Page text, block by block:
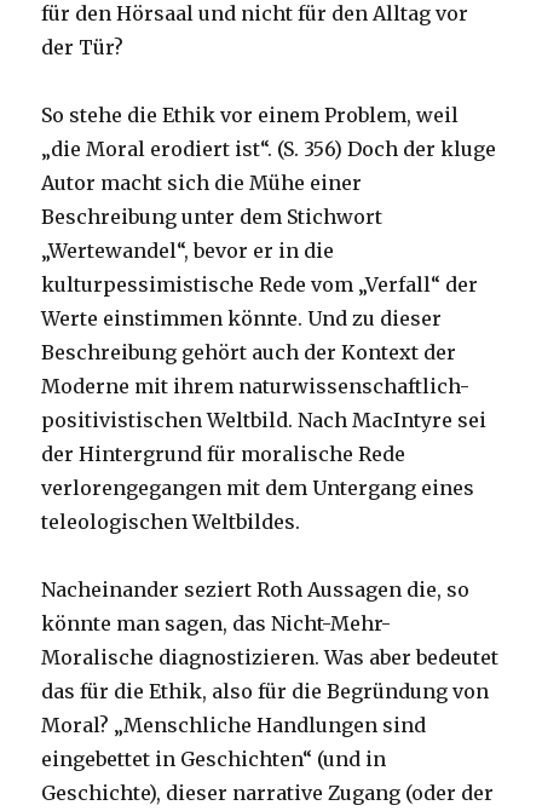
für den Hörsaal und nicht für den Alltag vor
der Tür?
So stehe die Ethik vor einem Problem, weil
„die Moral erodiert ist“. (S. 356) Doch der kluge
Autor macht sich die Mühe einer
Beschreibung unter dem Stichwort
„Wertewandel“, bevor er in die
kulturpessimistische Rede vom „Verfall“ der
Werte einstimmen könnte. Und zu dieser
Beschreibung gehört auch der Kontext der
Moderne mit ihrem naturwissenschaftlich-
positivistischen Weltbild. Nach MacIntyre sei
der Hintergrund für moralische Rede
verlorengegangen mit dem Untergang eines
teleologischen Weltbildes.
Nacheinander seziert Roth Aussagen die, so
könnte man sagen, das Nicht-Mehr-
Moralische diagnostizieren. Was aber bedeutet
das für die Ethik, also für die Begründung von
Moral? „Menschliche Handlungen sind
eingebettet in Geschichten“ (und in
Geschichte), dieser narrative Zugang (oder der